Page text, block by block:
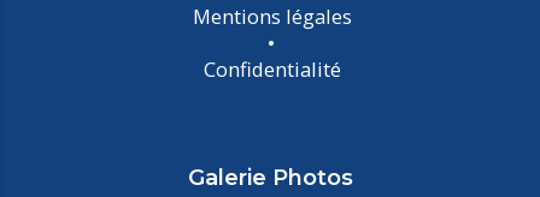
Mentions légales
Confidentialité
Galerie Photos